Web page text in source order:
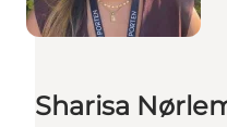
Sharisa